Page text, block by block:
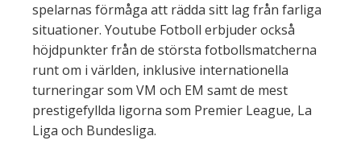
spelarnas förmåga att rädda sitt lag från farliga
situationer. Youtube Fotboll erbjuder också
höjdpunkter från de största fotbollsmatcherna
runt om i världen, inklusive internationella
turneringar som VM och EM samt de mest
prestigefyllda ligorna som Premier League, La
Liga och Bundesliga.